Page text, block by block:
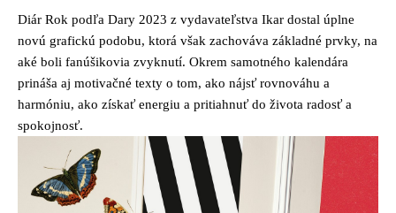
Diár Rok podľa Dary 2023 z vydavateľstva Ikar dostal úplne
novú grafickú podobu, ktorá však zachováva základné prvky, na
aké boli fanúšikovia zvyknutí. Okrem samotného kalendára
prináša aj motivačné texty o tom, ako nájsť rovnováhu a
harmóniu, ako získať energiu a pritiahnuť do života radosť a
spokojnosť.